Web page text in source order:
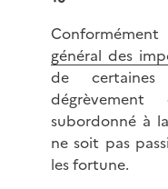
général des
de certaines
subordonné à
ne soit pas
les fortune.